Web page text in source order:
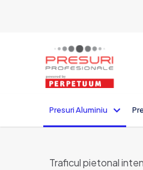
Presuri Aluminiu
Traficul pietonal